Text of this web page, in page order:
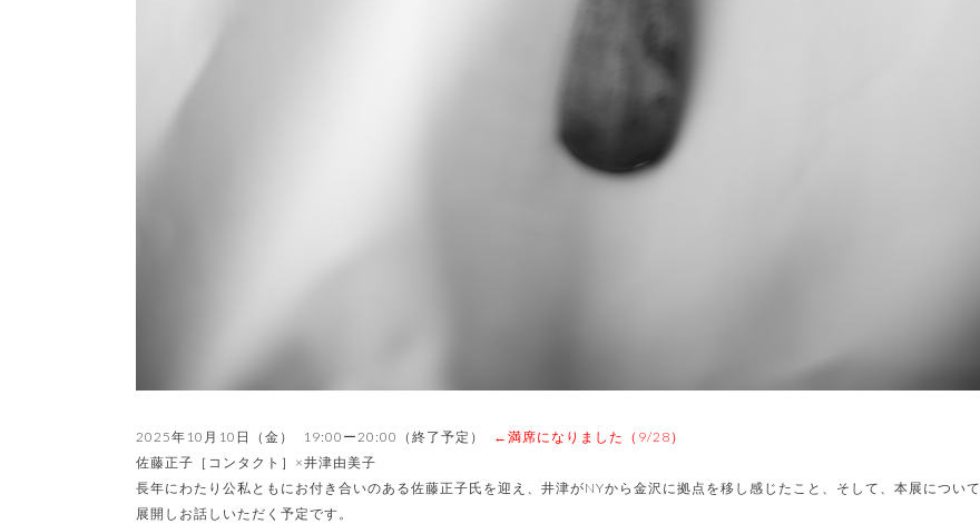
2025年10月10日（金） 19:00ー20:00（終了予定）
←満席になりました（9/28）
佐藤正子［コンタクト］×井津由美子
長年にわたり公私ともにお付き合いのある佐藤正子氏を迎え、井津がNYから金沢に拠点を移し感じたこと、そして、本展について
展開しお話しいただく予定です。